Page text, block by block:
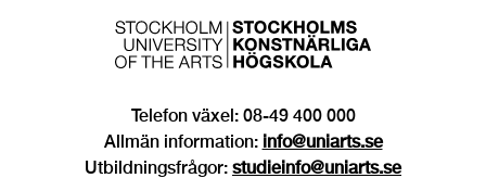
Telefon växel: 08-49 400 000
Allmän information: info@uniarts.se
Utbildningsfrågor: studieinfo@uniarts.se